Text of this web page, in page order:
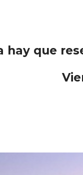
hay que